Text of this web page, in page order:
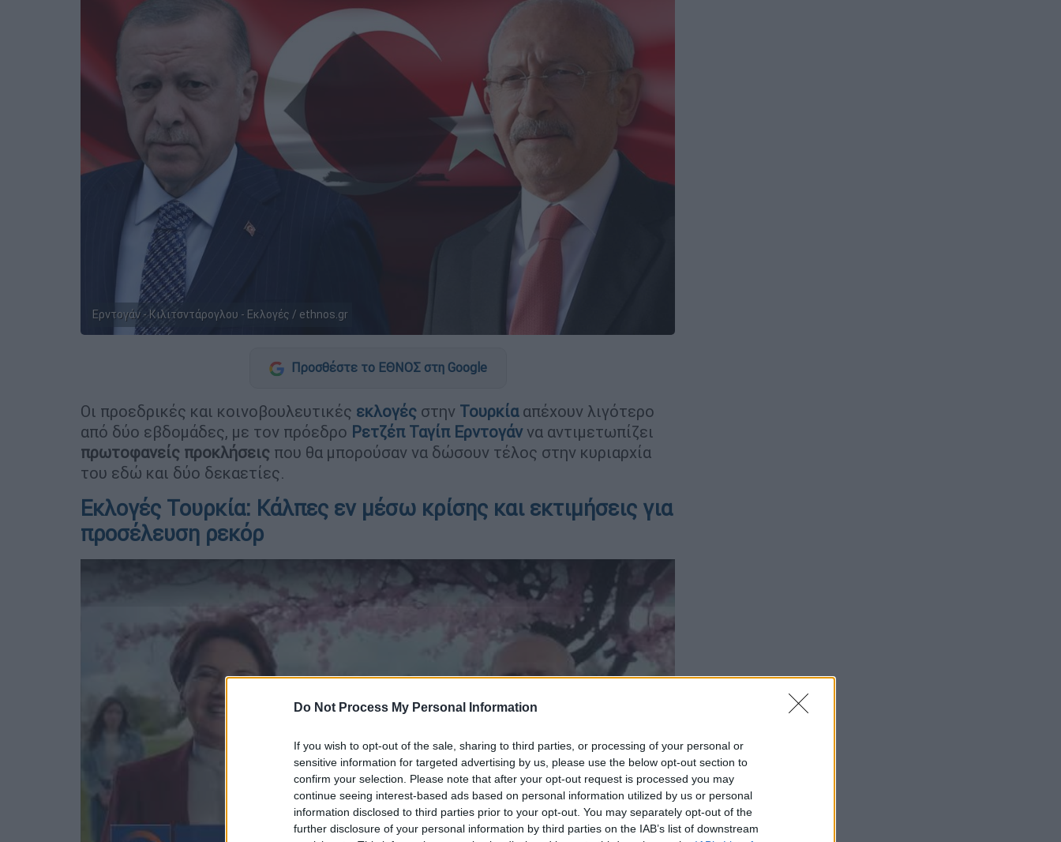
Do Not Process My Personal Information
If you wish to opt-out of the sale, sharing to third parties, or processing of your personal or
sensitive information for targeted advertising by us, please use the below opt-out section to
confirm your selection. Please note that after your opt-out request is processed you may
continue seeing interest-based ads based on personal information utilized by us or personal
information disclosed to third parties prior to your opt-out. You may separately opt-out of the
further disclosure of your personal information by third parties on the IAB’s list of downstream
Ερντογάν - Κιλιτσντάρογλου - Εκλογές / ethnos.gr
Προσθέστε το ΕΘΝΟΣ στη Google
Οι προεδρικές και κοινοβουλευτικές εκλογές στην Τουρκία απέχουν λιγότερο
από δύο εβδομάδες, με τον πρόεδρο Ρετζέπ Ταγίπ Ερντογάννα αντιμετωπίζει
πρωτοφανείς προκλήσεις που θα μπορούσαν να δώσουν τέλος στην κυριαρχία
του εδώ και δύο δεκαετίες.
Εκλογές Τουρκία: Κάλπες εν μέσω κρίσης και εκτιμήσεις για
προσέλευση ρεκόρ